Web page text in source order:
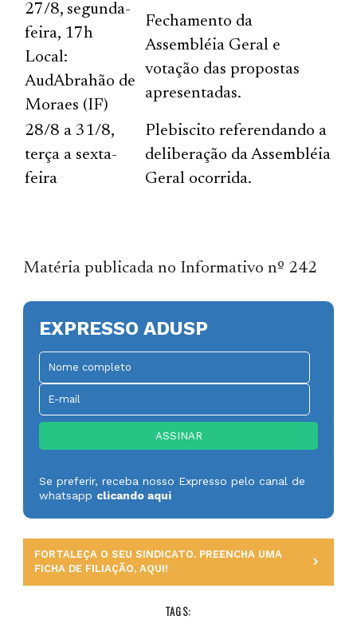
27/8, segunda-
feira, 17h
Local:
AudAbrahão de
Moraes (IF)
Fechamento da
Assembléia Geral e
votação das propostas
apresentadas.
28/8 a 31/8,
terça a sexta-
feira
Plebiscito referendando a
deliberação da Assembléia
Geral ocorrida.
Matéria publicada no Informativo nº 242
EXPRESSO ADUSP
Se preferir, receba nosso Expresso pelo canal de
whatsapp clicando aqui
FORTALEÇA O SEU SINDICATO. PREENCHA UMA
FICHA DE FILIAÇÃO, AQUI!
TAGS: